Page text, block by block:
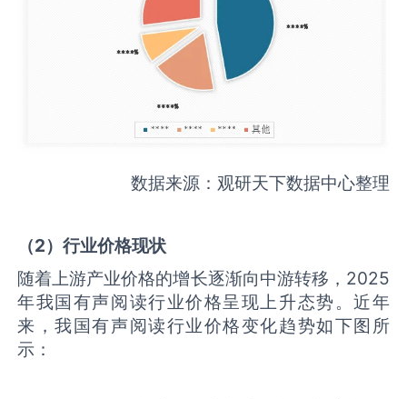
数据来源：观研天下数据中心整理
（2）行业价格现状
随着上游产业价格的增长逐渐向中游转移，2025
年我国有声阅读行业价格呈现上升态势。近年
来，我国有声阅读行业价格变化趋势如下图所
示：